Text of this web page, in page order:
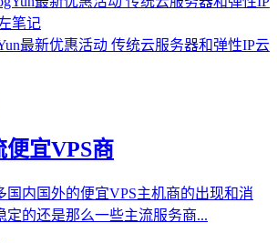
最新优惠活动 传统云服务器和弹性IP云
便宜VPS商
国内国外的便宜VPS主机商的出现和消
定的还是那么一些主流服务商...